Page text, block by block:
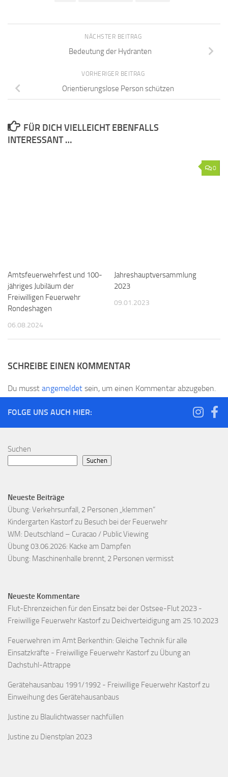
NÄCHSTER BEITRAG
Bedeutung der Hydranten
VORHERIGER BEITRAG
Orientierungslose Person schützen
FÜR DICH VIELLEICHT EBENFALLS
INTERESSANT …
Amtsfeuerwehrfest und 100-
jähriges Jubiläum der
Freiwilligen Feuerwehr
Rondeshagen
06.08.2024
0
Jahreshauptversammlung
2023
09.01.2023
SCHREIBE EINEN KOMMENTAR
Du musst angemeldet sein, um einen Kommentar abzugeben.
FOLGE UNS AUCH HIER:
Suchen
Suchen
Neueste Beiträge
Übung: Verkehrsunfall, 2 Personen „klemmen“
Kindergarten Kastorf zu Besuch bei der Feuerwehr
WM: Deutschland – Curacao / Public Viewing
Übung 03.06.2026: Kacke am Dampfen
Übung: Maschinenhalle brennt, 2 Personen vermisst
Neueste Kommentare
Flut-Ehrenzeichen für den Einsatz bei der Ostsee-Flut 2023 -
Freiwillige Feuerwehr Kastorfzu Deichverteidigung am 25.10.2023
Feuerwehren im Amt Berkenthin: Gleiche Technik für alle
Einsatzkräfte - Freiwillige Feuerwehr Kastorfzu Übung an
Dachstuhl-Attrappe
Gerätehausanbau 1991/1992 - Freiwillige Feuerwehr Kastorfzu
Einweihung des Gerätehausanbaus
Justine zu Blaulichtwasser nachfüllen
Justine zu Dienstplan 2023